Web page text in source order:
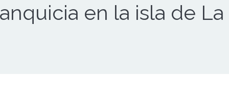
en la isla de La